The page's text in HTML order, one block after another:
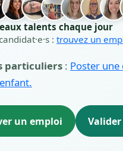
talents chaque jour
: trouvez un
particuliers : Poster
un emploi Valider